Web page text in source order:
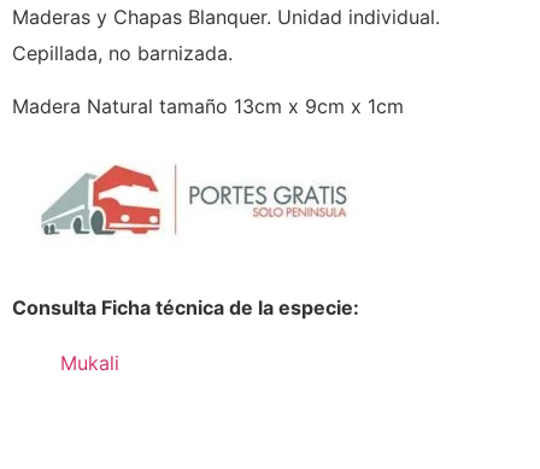
Maderas y Chapas Blanquer. Unidad individual.
Cepillada, no barnizada.
Madera Natural tamaño 13cm x 9cm x 1cm
Consulta Ficha técnica de la especie:
Mukali